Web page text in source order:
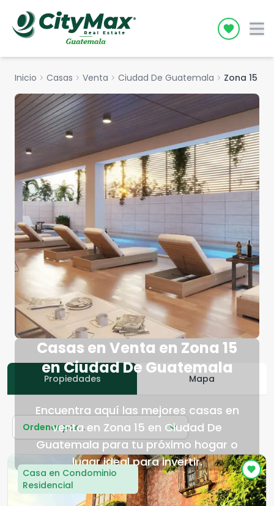
Icon
Inicio chevron_right Casas chevron_right Venta chevron_right Ciudad De Guatemala chevron_right Zona 15
Casas en Venta en Zona 15
en Ciudad De Guatemala
Encuentra aquí las mejores casas en
venta en Zona 15 en Ciudad De
Guatemala para tu próximo hogar o
lugar ideal para invertir.
Propiedades Mapa
Ordenar por...
Casa en Condominio
Residencial